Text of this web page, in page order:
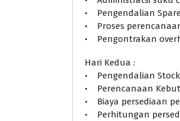
• Pengendalian
• Proses
• Pengontrakan
Hari Kedua :
• Pengendalian Stock
• Perencanaan
• Biaya persediaan
• Perhitungan